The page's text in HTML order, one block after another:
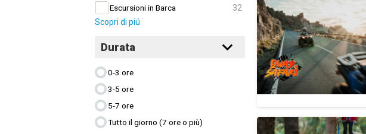
Escursioni in Barca
32
Scopri di piú
Durata
0-3 ore
3-5 ore
5-7 ore
Tutto il giorno (7 ore o più)